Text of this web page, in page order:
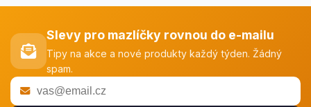
Slevy pro mazlíčky rovnou do e-mailu
Tipy na akce a nové produkty každý týden. Žádný
spam.